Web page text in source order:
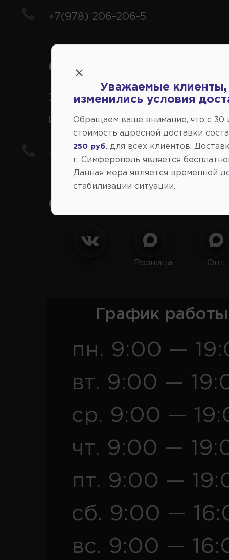
+7(978) 206-206-5
Справочный центр:
Заказ шин, дисков,
иномарки
+7(978) 206-206-8
Социальные сети:
Розница Опт
График
пн. 9:00 —
вт. 9:00 —
ср. 9:00 —
чт. 9:00 —
пт. 9:00 —
сб. 9:00 —
вс. 9:00 —
Уважаемые клиенты,
изменились условия
Обращаем ваше внимание, что c 30
стоимость адресной доставки
250 руб. для всех клиентов.
г. Симферополь является
Данная мера является временной
стабилизации ситуации.